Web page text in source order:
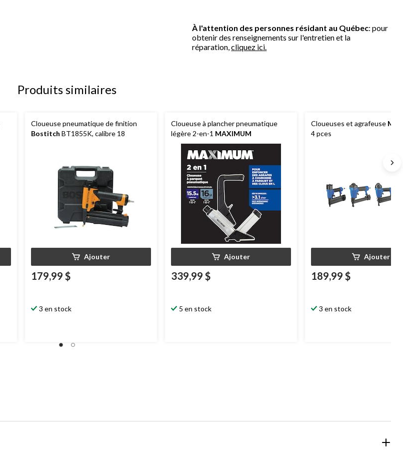
À l'attention des personnes résidant au Québec: pour
obtenir des renseignements sur l'entretien et la
réparation,cliquez ici.
Produits similaires
Cloueuse pneumatique de finition
Bostitch BT1855K, calibre 18
Ajouter
179,99 $
3 en stock
Cloueuse à plancher pneumatique
légère 2-en-1 MAXIMUM
Ajouter
339,99 $
5 en stock
Cloueuses et agrafeuse
4 pces
Ajouter
189,99 $
3 en stock